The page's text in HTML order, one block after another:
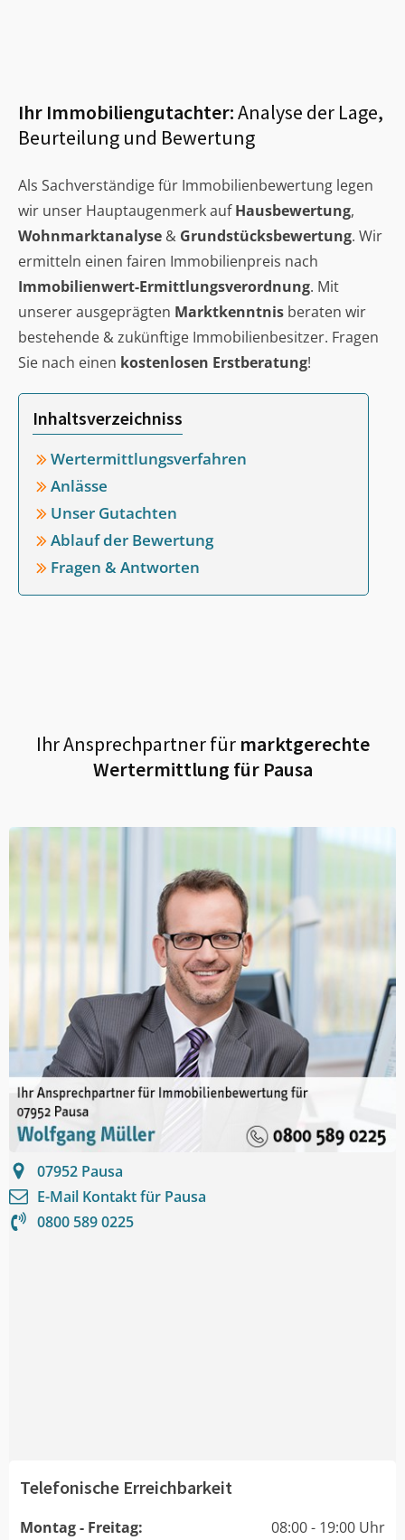
Ihr Immobiliengutachter:Analyse der Lage,
Beurteilung und Bewertung
Als Sachverständige für Immobilienbewertung legen
wir unser Hauptaugenmerk aufHausbewertung,
Wohnmarktanalyse & Grundstücksbewertung. Wir
ermitteln einen fairen Immobilienpreis nach
Immobilienwert-Ermittlungsverordnung. Mit
unserer ausgeprägten Marktkenntnis beraten wir
bestehende & zukünftige Immobilienbesitzer. Fragen
Sie nach einen kostenlosen Erstberatung!
Inhaltsverzeichniss
Wertermittlungsverfahren
Anlässe
Unser Gutachten
Ablauf der Bewertung
Fragen & Antworten
Ihr Ansprechpartner fürmarktgerechte
Wertermittlung für Pausa
07952 Pausa
E-Mail Kontakt für Pausa
0800 589 0225
Telefonische Erreichbarkeit
Montag - Freitag:
08:00 - 19:00 Uhr